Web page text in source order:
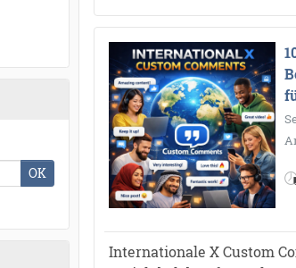
Internationale X Custom
OK